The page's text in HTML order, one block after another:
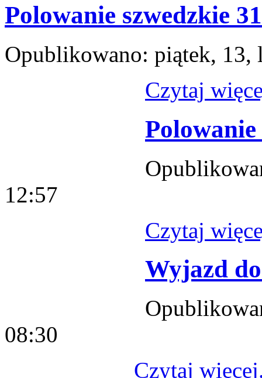
Polowanie szwedzkie
Opublikowano: piątek, 13,
Czytaj
12:57
Czytaj
Wyjazd
08:30
Czytaj